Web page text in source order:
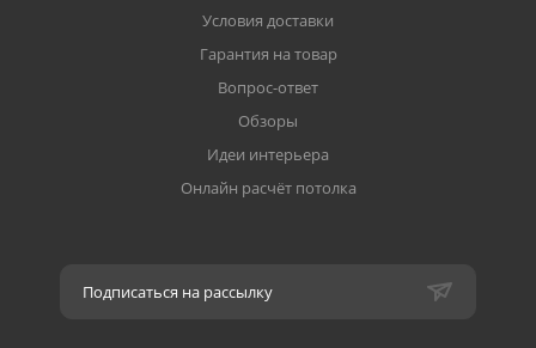
Условия доставки
Гарантия на товар
Вопрос-ответ
Обзоры
Идеи интерьера
Онлайн расчёт потолка
Подписаться на рассылку